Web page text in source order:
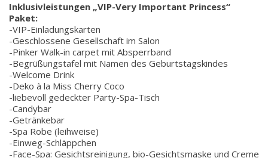
Inklusivleistungen „VIP-Very Important Princess“
Paket:
-VIP-Einladungskarten
-Geschlossene Gesellschaft im Salon
-Pinker Walk-in carpet mit Absperrband
-Begrüßungstafel mit Namen des Geburtstagskindes
-Welcome Drink
-Deko à la Miss Cherry Coco
-liebevoll gedeckter Party-Spa-Tisch
-Candybar
-Getränkebar
-Spa Robe (leihweise)
-Einweg-Schläppchen
-Face-Spa: Gesichtsreinigung, bio-Gesichtsmaske und Creme